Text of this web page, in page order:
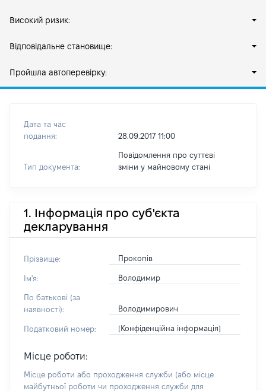
Високий ризик:
Відповідальне становище:
Пройшла автоперевірку:
Дата та час
подання:
28.09.2017 11:00
Тип документа:
Повідомлення про суттєві
зміни y майновому стані
1. Інформація про суб'єкта
декларування
Прізвище: Прокопів
Ім'я: Володимир
По батькові (за
наявності):
Володимирович
Податковий номер: [Конфіденційна інформація]
Місце роботи:
Місце роботи або проходження служби (або місце
майбутньої роботи чи проходження служби для